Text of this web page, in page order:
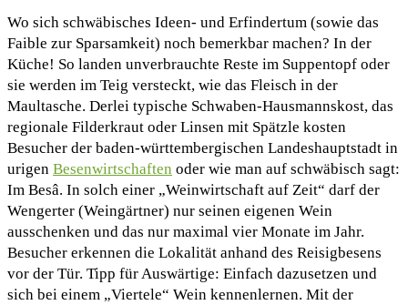
Wo sich schwäbisches Ideen- und Erfindertum (sowie das
Faible zur Sparsamkeit) noch bemerkbar machen? In der
Küche! So landen unverbrauchte Reste im Suppentopf oder
sie werden im Teig versteckt, wie das Fleisch in der
Maultasche. Derlei typische Schwaben-Hausmannskost, das
regionale Filderkraut oder Linsen mit Spätzle kosten
Besucher der baden-württembergischen Landeshauptstadt in
urigen Besenwirtschaften oder wie man auf schwäbisch sagt:
Im Besâ. In solch einer „Weinwirtschaft auf Zeit“ darf der
Wengerter (Weingärtner) nur seinen eigenen Wein
ausschenken und das nur maximal vier Monate im Jahr.
Besucher erkennen die Lokalität anhand des Reisigbesens
vor der Tür. Tipp für Auswärtige: Einfach dazusetzen und
sich bei einem „Viertele“ Wein kennenlernen. Mit der